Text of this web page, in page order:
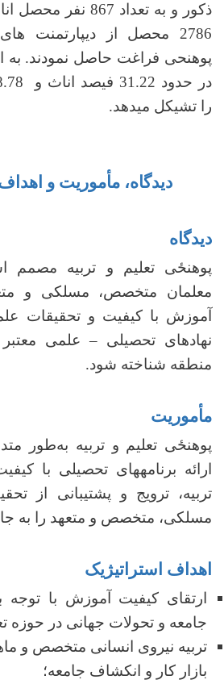
ذکور و به تعداد 867
2786 محصل از دیپارتمنت
پوهنحی فراغت حاصل نمودند.
را تشیکل می­دهد.
دیدگاه، مأموریت و
دیدگاه
پوهنځی تعلیم و تربیه مصمم
معلمان متخصص، مسلکی و
آموزش با کیفیت و تحقیقات
نهادهای تحصیلی – علمی
منطقه شناخته شود.
مأموریت
پوهنځی تعلیم و تربیه به‌طور
ارائه برنامه­های تحصیلی با
تربیه، ترویج و پشتیبانی از
مسلکی، متخصص و متعهد را به
اهداف استراتیژیک
ارتقای کیفیت آموزش با توجه
جامعه و تحولات جهانی در حوزه
تربیه نیروی انسانی متخصص و
بازار کار و انکشاف جامعه؛